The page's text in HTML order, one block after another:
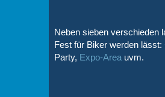
Neben sieben verschieden
Fest für Biker werden lässt:
Party, Expo-Areauvm.